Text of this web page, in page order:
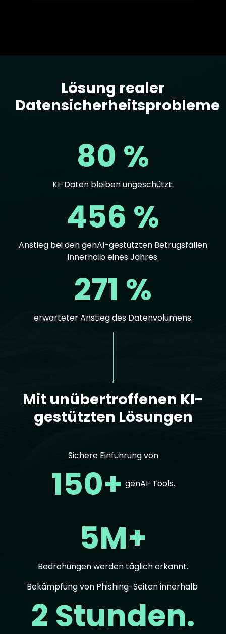
Lösung realer
Datensicherheitsprobleme
80 %
KI-Daten bleiben ungeschützt.
456 %
Anstieg bei den genAI-gestützten Betrugsfällen
innerhalb eines Jahres.
271 %
erwarteter Anstieg des Datenvolumens.
Mit unübertroffenen KI-
gestützten Lösungen
Sichere Einführung von
150+ genAI-Tools.
5M+
Bedrohungen werden täglich erkannt.
Bekämpfung von Phishing-Seiten innerhalb
2 Stunden.